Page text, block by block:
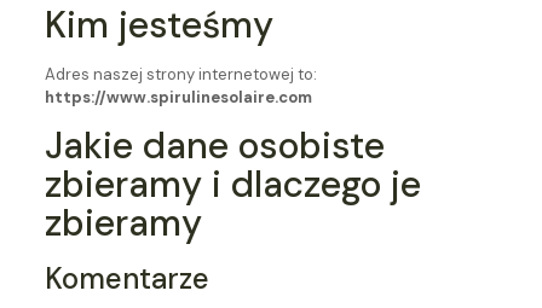
Kim jesteśmy
Adres naszej strony internetowej to:
https://www.spirulinesolaire.com
Jakie dane osobiste
zbieramy i dlaczego je
zbieramy
Komentarze